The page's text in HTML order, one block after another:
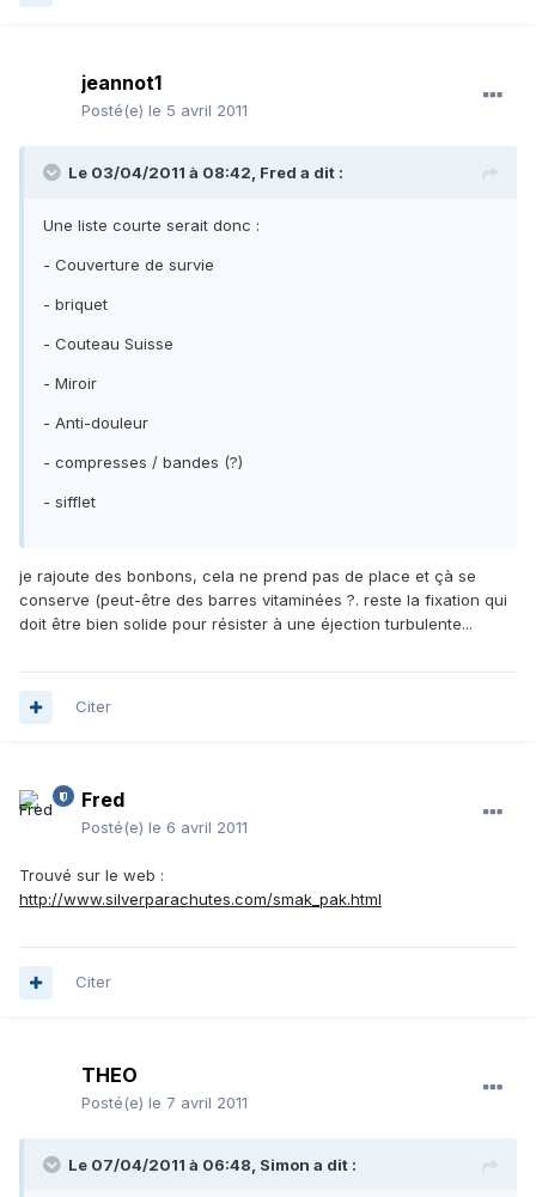
jeannot1
Posté(e) le 5 avril 2011
Le 03/04/2011 à 08:42, Fred a dit :
Une liste courte serait donc :
- Couverture de survie
- briquet
- Couteau Suisse
- Miroir
- Anti-douleur
- compresses / bandes (?)
- sifflet
je rajoute des bonbons, cela ne prend pas de place et çà se
conserve (peut-être des barres vitaminées ?. reste la fixation qui
doit être bien solide pour résister à une éjection turbulente...
Citer
Fred
Posté(e) le 6 avril 2011
Trouvé sur le web :
http://www.silverparachutes.com/smak_pak.html
Citer
THEO
Posté(e) le 7 avril 2011
Le 07/04/2011 à 06:48, Simon a dit :